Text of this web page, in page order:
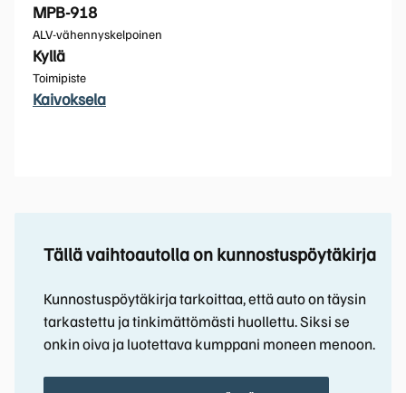
MPB-918
ALV-vähennyskelpoinen
Kyllä
Toimipiste
Kaivoksela
Tällä vaihtoautolla on kunnostuspöytäkirja
Kunnostuspöytäkirja tarkoittaa, että auto on täysin
tarkastettu ja tinkimättömästi huollettu. Siksi se
onkin oiva ja luotettava kumppani moneen menoon.